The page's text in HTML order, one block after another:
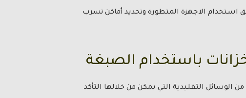
الاجهزة المتطورة وتحديد أماكن تسرب
باستخدام الصبغة
الوسائل التقليدية التي يمكن من خلالها التأكد